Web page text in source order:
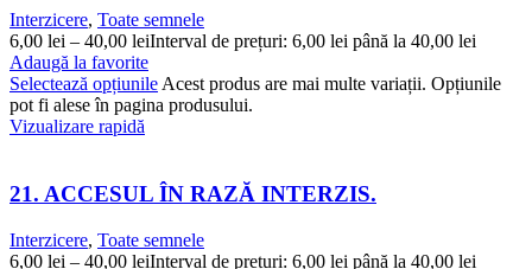
Interzicere, Toate semnele
6,00 lei – 40,00 leiInterval de prețuri: 6,00 lei până la 40,00 lei
Adaugă la favorite
Selectează opțiunile Acest produs are mai multe variații. Opțiunile
pot fi alese în pagina produsului.
Vizualizare rapidă
21. ACCESUL ÎN RAZĂ INTERZIS.
Interzicere, Toate semnele
6,00 lei – 40,00 leiInterval de prețuri: 6,00 lei până la 40,00 lei